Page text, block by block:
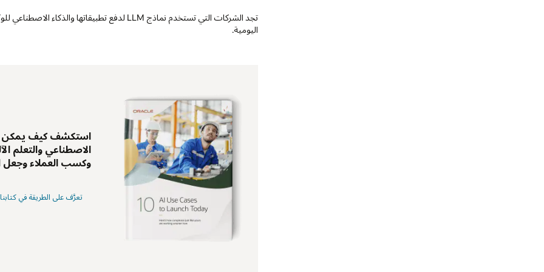
اليومية.
الاصطناعي والتعلم
وكسب العملاء وجعل
تعرَّف على الطريقة في كتابنا